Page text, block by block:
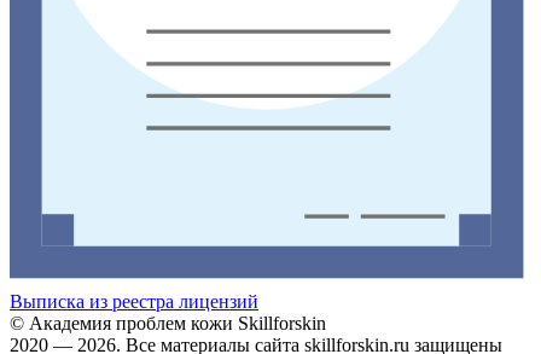
Выписка из реестра лицензий
© Академия проблем кожи Skillforskin
2020 — 2026. Все материалы сайта skillforskin.ru защищены